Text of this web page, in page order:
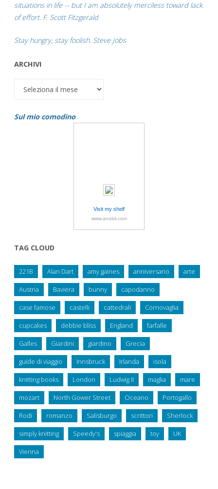
situations in life -- but I am absolutely merciless toward lack
of effort. F. Scott Fitzgerald
Stay hungry, stay foolish. Steve Jobs
ARCHIVI
Sul mio comodino
Visit my shelf
www.anobii.com
TAG CLOUD
221B Alan Dart amy gaines anniversario arte
Austria Baviera bunny capodanno
case famose castelli cattedrali Cornovaglia
cupcakes debbie bliss England farfalle
Galles Giardini giardino Grecia
guide di viaggio Innsbruck Irlanda isola
knitting books London Ludwig II maglia mare
mozart North Gower Street Oceano Portogallo
Rodi romanzo Salisburgo scrittori Sherlock
simply knitting Speedy's spiaggia toy UK
Vienna